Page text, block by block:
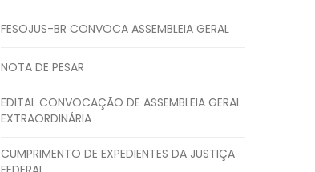
FESOJUS-BR CONVOCA ASSEMBLEIA GERAL
NOTA DE PESAR
EDITAL CONVOCAÇÃO DE ASSEMBLEIA GERAL
EXTRAORDINÁRIA
CUMPRIMENTO DE EXPEDIENTES DA JUSTIÇA